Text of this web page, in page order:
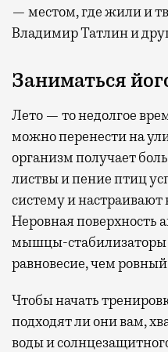
— местом, где жили и
Владимир Татлин и
Заниматься
Лето — то недолгое
можно перенести на
организм получает
листвы и пение птиц
систему и
Неровная поверхность
мышцы-стабилизаторы
равновесие, чем
Чтобы начать
подходят ли они вам,
воды и